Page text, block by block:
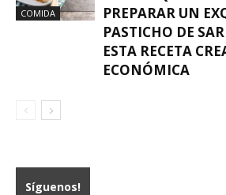
COMIDA
PREPARAR UN
PASTICHO DE
ESTA RECETA
ECONÓMICA
Síguenos!